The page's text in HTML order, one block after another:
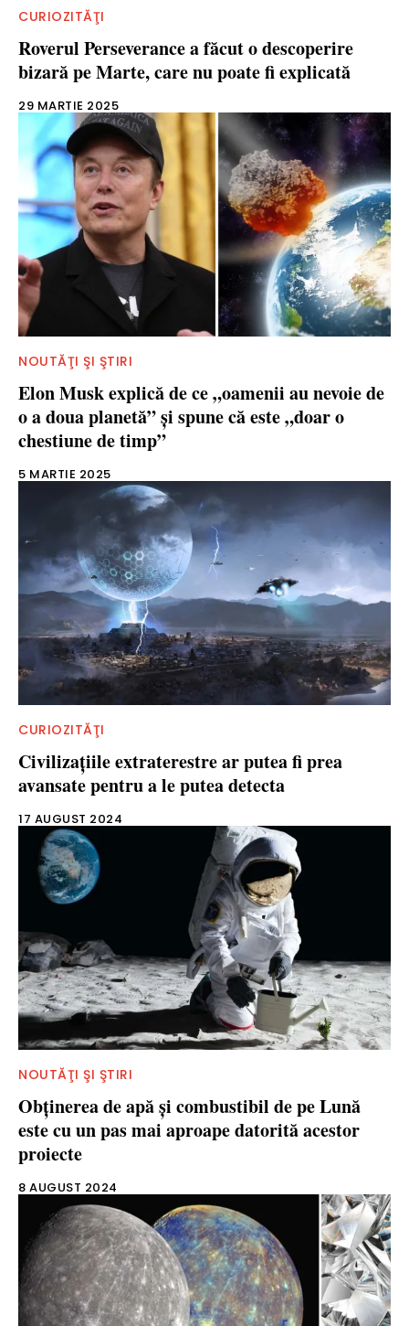
CURIOZITĂŢI
Roverul Perseverance a făcut o descoperire
bizară pe Marte, care nu poate fi explicată
29 MARTIE 2025
NOUTĂŢI ŞI ŞTIRI
Elon Musk explică de ce „oamenii au nevoie de
o a doua planetă” și spune că este „doar o
chestiune de timp”
5 MARTIE 2025
CURIOZITĂŢI
Civilizațiile extraterestre ar putea fi prea
avansate pentru a le putea detecta
17 AUGUST 2024
NOUTĂŢI ŞI ŞTIRI
Obținerea de apă și combustibil de pe Lună
este cu un pas mai aproape datorită acestor
proiecte
8 AUGUST 2024